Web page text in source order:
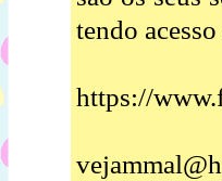
tendo
https://